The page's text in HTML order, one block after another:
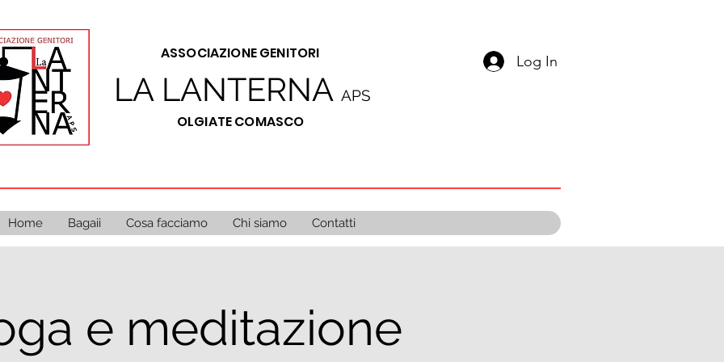
ASSOCIAZIONE GENITORI
LA LANTERNA APS
OLGIATE COMASCO
Log In
Home Bagaii Cosa facciamo Chi siamo Contatti
e meditazione